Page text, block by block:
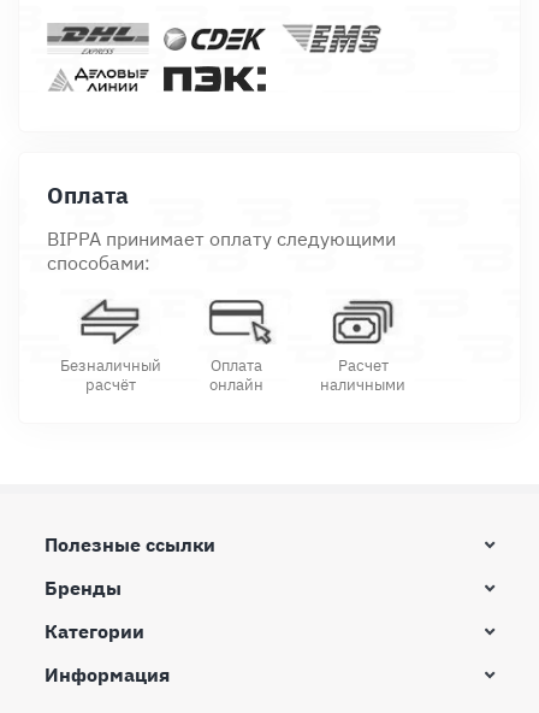
Оплата
BIPPA принимает оплату следующими
способами:
Безналичный
расчёт
Оплата
онлайн
Расчет
наличными
Полезные ссылки
Бренды
Категории
Информация